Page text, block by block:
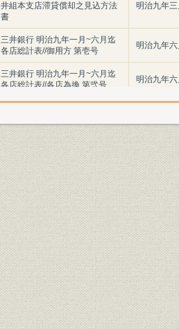
井組本支店滞貸償却之見込方法
書
明治九年
三井銀行 明治九年一月~六月迄
各店総計表//御用方 第壱号
明治九年
三井銀行 明治九年一月~六月迄
各店総計表//各店為換 第弐号
明治九年
三井銀行 明治九年一月~六月迄
各店総計表//一時貸 第四号
明治九年
三井銀行 明治九年一月~六月迄
各店総計表//利附預 第五号
明治九年
三井銀行 明治九年一月~六月迄
各店総計表//利附貸 第六号
明治九年
三井銀行 明治九年一月~六月迄
各店総計表//無利足貸 第七号
明治九年
三井銀行 明治九年一月~六月迄
各店総計表//滞貸 第八号
明治九年
三井銀行 明治九年一月~六月迄
各店総計表//諸向 第九号
明治九年